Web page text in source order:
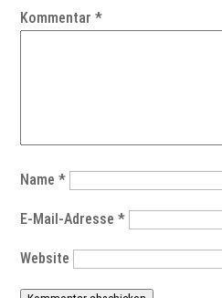
Kommentar*
Name*
E-Mail-Adresse*
Website